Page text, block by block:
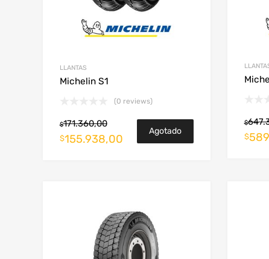
LLANTAS
Michelin S1
(0 reviews)
$171.360,00
$155.938,00
Agotado
$
$